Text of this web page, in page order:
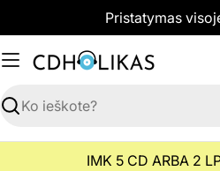
prie
turinio
Pristatymas
Paieška
IMK 5 CD ARBA 2